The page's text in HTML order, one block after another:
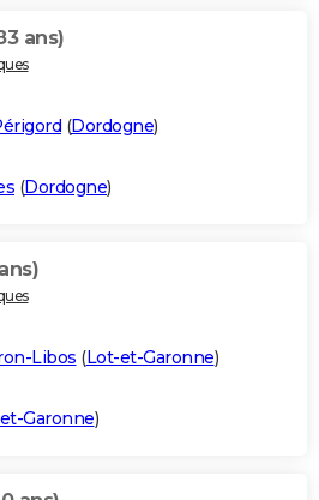
ans)
(Dordogne)
(Dordogne)
Libos (Lot-et-Garonne)
Garonne)